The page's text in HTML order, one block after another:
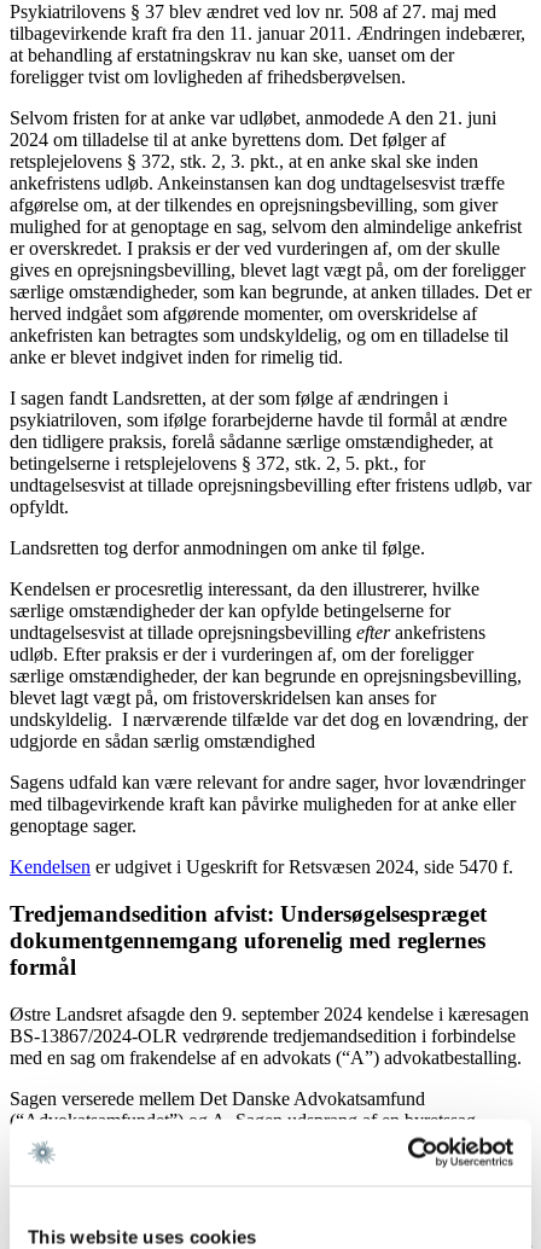
This website uses cookies
Psykiatrilovens § 37 blev ændret ved lov nr. 508 af 27. maj med
tilbagevirkende kraft fra den 11. januar 2011. Ændringen indebærer,
at behandling af erstatningskrav nu kan ske, uanset om der
foreligger tvist om lovligheden af frihedsberøvelsen.
Selvom fristen for at anke var udløbet, anmodede A den 21. juni
2024 om tilladelse til at anke byrettens dom. Det følger af
retsplejelovens § 372, stk. 2, 3. pkt., at en anke skal ske inden
ankefristens udløb. Ankeinstansen kan dog undtagelsesvist træffe
afgørelse om, at der tilkendes en oprejsningsbevilling, som giver
mulighed for at genoptage en sag, selvom den almindelige ankefrist
er overskredet. I praksis er der ved vurderingen af, om der skulle
gives en oprejsningsbevilling, blevet lagt vægt på, om der foreligger
særlige omstændigheder, som kan begrunde, at anken tillades. Det er
herved indgået som afgørende momenter, om overskridelse af
ankefristen kan betragtes som undskyldelig, og om en tilladelse til
anke er blevet indgivet inden for rimelig tid.
I sagen fandt Landsretten, at der som følge af ændringen i
psykiatriloven, som ifølge forarbejderne havde til formål at ændre
den tidligere praksis, forelå sådanne særlige omstændigheder, at
betingelserne i retsplejelovens § 372, stk. 2, 5. pkt., for
undtagelsesvist at tillade oprejsningsbevilling efter fristens udløb, var
opfyldt.
Landsretten tog derfor anmodningen om anke til følge.
Kendelsen er procesretlig interessant, da den illustrerer, hvilke
særlige omstændigheder der kan opfylde betingelserne for
undtagelsesvist at tillade oprejsningsbevilling efterankefristens
udløb. Efter praksis er der i vurderingen af, om der foreligger
særlige omstændigheder, der kan begrunde en oprejsningsbevilling,
blevet lagt vægt på, om fristoverskridelsen kan anses for
undskyldelig. I nærværende tilfælde var det dog en lovændring, der
udgjorde en sådan særlig omstændighed
Sagens udfald kan være relevant for andre sager, hvor lovændringer
med tilbagevirkende kraft kan påvirke muligheden for at anke eller
genoptage sager.
Kendelsen er udgivet i Ugeskrift for Retsvæsen 2024, side 5470 f.
Tredjemandsedition afvist: Undersøgelsespræget
dokumentgennemgang uforenelig med reglernes
formål
Østre Landsret afsagde den 9. september 2024 kendelse i kæresagen
BS-13867/2024-OLR vedrørende tredjemandsedition i forbindelse
med en sag om frakendelse af en advokats (“A”) advokatbestalling.
Sagen verserede mellem Det Danske Advokatsamfund
(“Advokatsamfundet”) og A. Sagen udsprang af en byretssag
mellem Civilstyrelsen og A, hvori Advokatsamfundet blev pålagt
tredjemandsedition.
Advokatsamfundet for perioden september 2017 til september 2018